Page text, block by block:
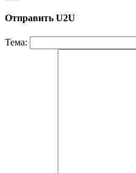
Отправить U2U
Тема: